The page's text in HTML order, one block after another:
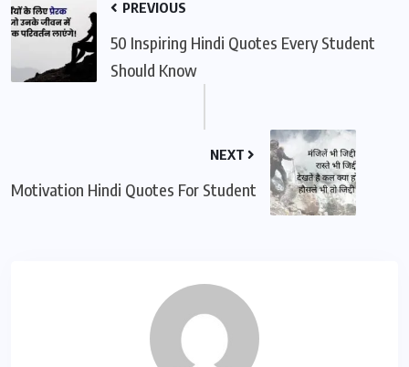
PREVIOUS
50 Inspiring Hindi Quotes Every Student
Should Know
NEXT
Motivation Hindi Quotes For Student